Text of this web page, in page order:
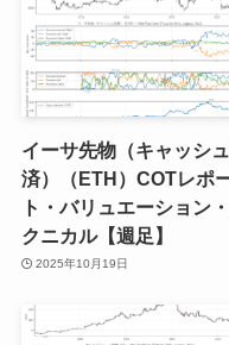
イーサ先物（キャッシ
済）（ETH）COTレポ
ト・バリュエーション
クニカル【週足】
2025年10月19日